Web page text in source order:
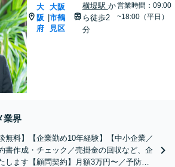
大
阪
府
|
大阪
市鶴
見区
横堤駅 か
ら徒歩2
分
営業時間：09:00
~18:00（平日）
業界
無料】【企業勤め10年経験】【中小企業／
書作成・チェック／売掛金の回収など、企
します【顧問契約】月額3万円〜／予防法